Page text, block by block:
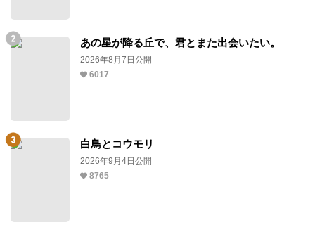
あの星が降る丘で、君とまた出会いたい。
2026年8月7日公開
6017
白鳥とコウモリ
2026年9月4日公開
8765